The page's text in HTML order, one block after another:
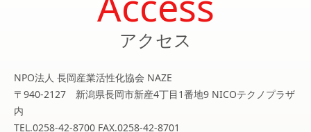
アクセス
NPO法人 長岡産業活性化協会 NAZE
〒940-2127 新潟県長岡市新産4丁目1番地9 NICOテクノプラザ
内
TEL.0258-42-8700 FAX.0258-42-8701